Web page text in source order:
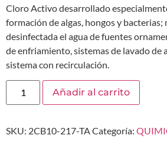
Cloro Activo desarrollado
formación de algas, hongos y
desinfectada el agua de fuentes
de enfriamiento, sistemas de lavado de
sistema con recirculación.
Añadir al carrito
SKU: 2CB10-217-TACategoría: